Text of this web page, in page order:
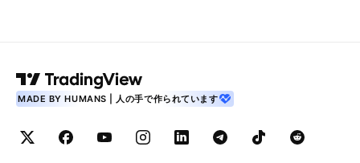
MADE BY HUMANS | 人の手で作られています